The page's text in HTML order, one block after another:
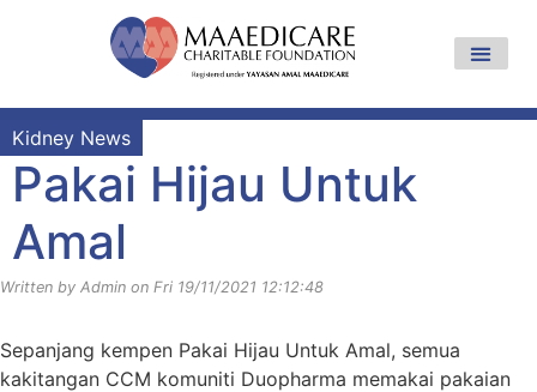
Kidney News
Pakai Hijau Untuk
Amal
Written by Admin on Fri 19/11/2021 12:12:48
Sepanjang kempen Pakai Hijau Untuk Amal, semua
kakitangan CCM komuniti Duopharma memakai pakaian